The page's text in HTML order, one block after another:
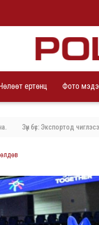
ертөнц Фото
Зүүн бүс: Экспортод чиглэсэн